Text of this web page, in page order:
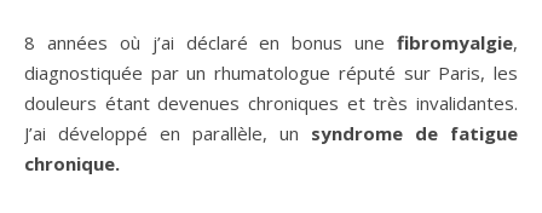
8 années où j’ai déclaré en bonus une fibromyalgie,
diagnostiquée par un rhumatologue réputé sur Paris, les
douleurs étant devenues chroniques et très invalidantes.
J’ai développé en parallèle, un syndrome de fatigue
chronique.